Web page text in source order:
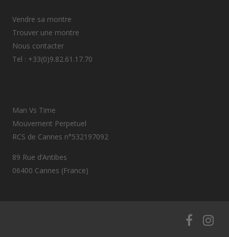
Vendre sa montre
Trouver une montre
Nous contacter
Tel : +33(0)9.82.61.17.70
Man Vs Time
Mouvement Perpetuel
RCS de Cannes n°532197092
89 Rue d’Antibes
06400 Cannes (France)